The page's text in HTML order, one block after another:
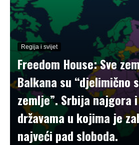
Regija i svijet
Freedom House: Sve
Balkana su “djelimično
zemlje”. Srbija najgora
državama u kojima je
najveći pad sloboda.